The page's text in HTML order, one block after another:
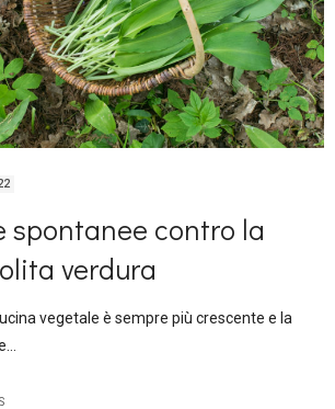
spontanee contro la
verdura
vegetale è sempre più crescente e la